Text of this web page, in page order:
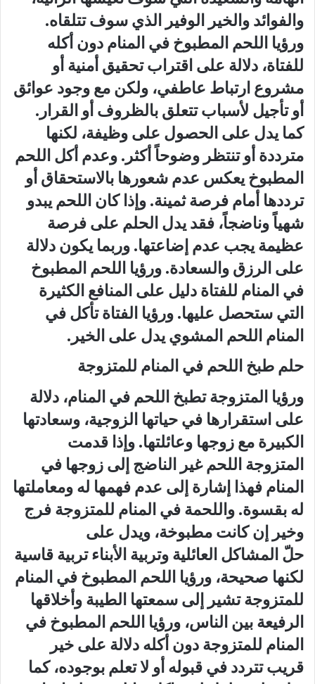
والفوائد والخير الوفير الذي سوف تتلقاه.
ورؤيا اللحم المطبوخ في المنام دون أكله
للفتاة، دلالة على اقتراب تحقيق أمنية أو
مشروع ارتباط عاطفي، ولكن مع وجود عوائق
أو تأجيل لأسباب تتعلق بالظروف أو القرار.
كما يدل على الحصول على وظيفة، لكنها
مترددة أو تنتظر وضوحاً أكثر. وعدم أكل اللحم
المطبوخ يعكس عدم شعورها بالاستحقاق أو
ترددها أمام فرصة ثمينة. وإذا كان اللحم يبدو
شهياً وناضجاً، فقد يدل الحلم على فرصة
عظيمة يجب عدم إضاعتها. وربما يكون دلالة
على الرزق والسعادة. ورؤيا اللحم المطبوخ
في المنام للفتاة دليل على المنافع الكثيرة
التي ستحصل عليها. ورؤيا الفتاة تأكل في
المنام اللحم المشوي يدل على الخير.
حلم طبخ اللحم في المنام للمتزوجة
ورؤيا المتزوجة تطبخ اللحم في المنام، دلالة
على استقرارها في حياتها الزوجية، وسعادتها
الكبيرة مع زوجها وعائلتها. وإذا قدمت
المتزوجة اللحم غير الناضج إلى زوجها في
المنام فهذا إشارة إلى عدم فهمها له ومعاملتها
له بقسوة. واللحمة في المنام للمتزوجة فرج
وخير إن كانت مطبوخة، ويدل على
حلّ المشاكل العائلية وتربية الأبناء تربية قاسية
لكنها صحيحة، ورؤيا اللحم المطبوخ في المنام
للمتزوجة تشير إلى سمعتها الطيبة وأخلاقها
الرفيعة بين الناس، ورؤيا اللحم المطبوخ في
المنام للمتزوجة دون أكله دلالة على خير
قريب تتردد في قبوله أو لا تعلم بوجوده، كما